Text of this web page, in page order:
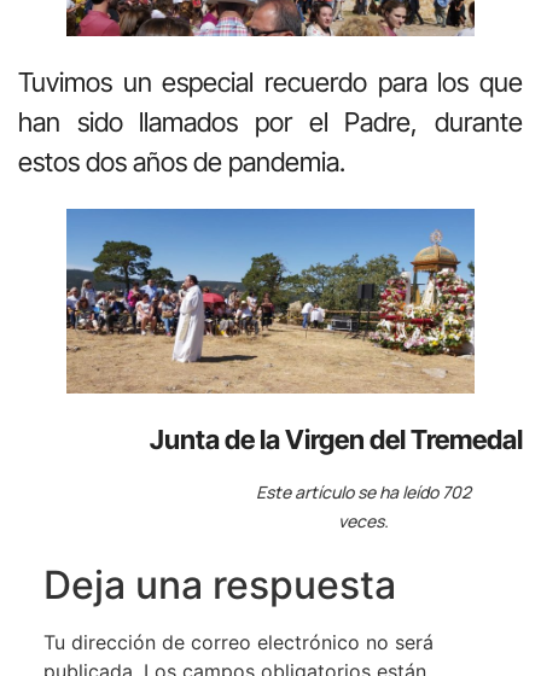
Tuvimos un especial recuerdo para los que
han sido llamados por el Padre, durante
estos dos años de pandemia.
Junta de la Virgen del Tremedal
Este artículo se ha leído 702
veces.
Deja una respuesta
Tu dirección de correo electrónico no será
publicada. Los campos obligatorios están